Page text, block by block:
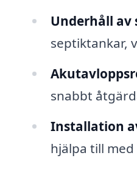
Underhåll
septiktankar,
snabbt
Installation
hjälpa till